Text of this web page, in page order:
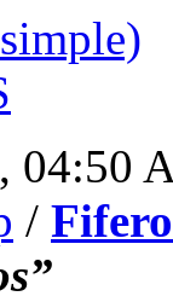
04:50
/